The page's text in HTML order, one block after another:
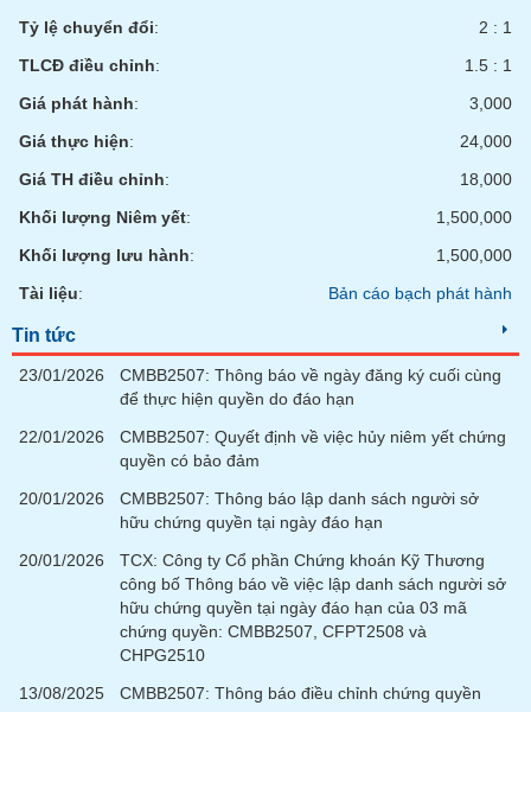
Tỷ lệ chuyển đổi:
2 : 1
TLCĐ điều chỉnh:
1.5 : 1
Giá phát hành:
3,000
Giá thực hiện:
24,000
Giá TH điều chỉnh:
18,000
Khối lượng Niêm yết:
1,500,000
Khối lượng lưu hành:
1,500,000
Tài liệu: Bản cáo bạch phát hành
Tin tức
23/01/2026
CMBB2507: Thông báo về ngày đăng ký cuối cùng
để thực hiện quyền do đáo hạn
22/01/2026
CMBB2507: Quyết định về việc hủy niêm yết chứng
quyền có bảo đảm
20/01/2026
CMBB2507: Thông báo lập danh sách người sở
hữu chứng quyền tại ngày đáo hạn
20/01/2026
TCX: Công ty Cổ phần Chứng khoán Kỹ Thương
công bố Thông báo về việc lập danh sách người sở
hữu chứng quyền tại ngày đáo hạn của 03 mã
chứng quyền: CMBB2507, CFPT2508 và
CHPG2510
13/08/2025
CMBB2507: Thông báo điều chỉnh chứng quyền
Bài
viết
của
tác
giả
(-)
Báo
cáo
phân
tích
(-)
Thuật
Dịch
vụ